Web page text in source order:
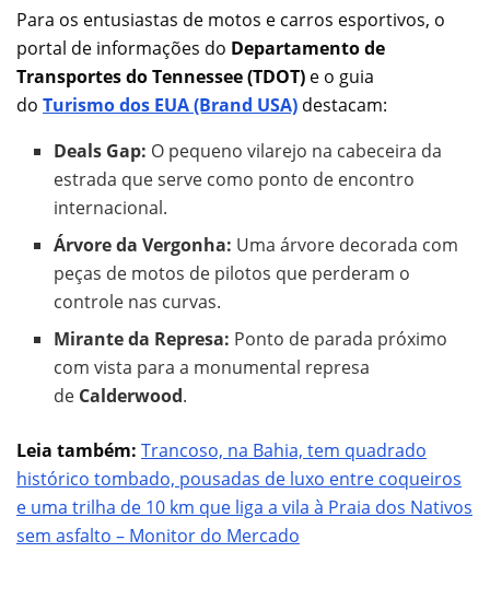
Para os entusiastas de motos e carros esportivos, o
portal de informações do Departamento de
Transportes do Tennessee (TDOT) e o guia
do Turismo dos EUA (Brand USA) destacam:
Deals Gap: O pequeno vilarejo na cabeceira da
estrada que serve como ponto de encontro
internacional.
Árvore da Vergonha: Uma árvore decorada com
peças de motos de pilotos que perderam o
controle nas curvas.
Mirante da Represa: Ponto de parada próximo
com vista para a monumental represa
de Calderwood.
Leia também: Trancoso, na Bahia, tem quadrado
histórico tombado, pousadas de luxo entre coqueiros
e uma trilha de 10 km que liga a vila à Praia dos Nativos
sem asfalto – Monitor do Mercado